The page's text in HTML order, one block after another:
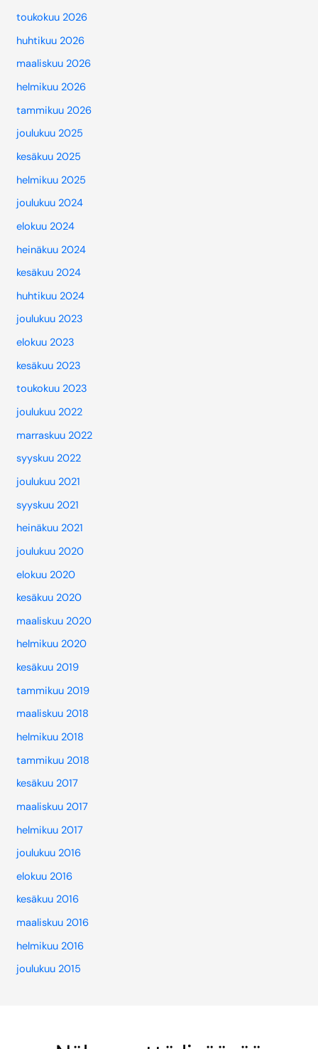
toukokuu 2026
huhtikuu 2026
maaliskuu 2026
helmikuu 2026
tammikuu 2026
joulukuu 2025
kesäkuu 2025
helmikuu 2025
joulukuu 2024
elokuu 2024
heinäkuu 2024
kesäkuu 2024
huhtikuu 2024
joulukuu 2023
elokuu 2023
kesäkuu 2023
toukokuu 2023
joulukuu 2022
marraskuu 2022
syyskuu 2022
joulukuu 2021
syyskuu 2021
heinäkuu 2021
joulukuu 2020
elokuu 2020
kesäkuu 2020
maaliskuu 2020
helmikuu 2020
kesäkuu 2019
tammikuu 2019
maaliskuu 2018
helmikuu 2018
tammikuu 2018
kesäkuu 2017
maaliskuu 2017
helmikuu 2017
joulukuu 2016
elokuu 2016
kesäkuu 2016
maaliskuu 2016
helmikuu 2016
joulukuu 2015